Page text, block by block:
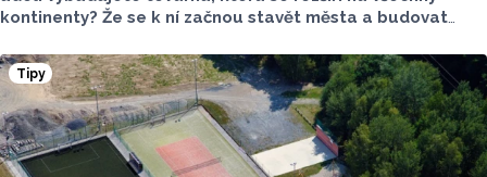
kontinenty? Že se k ní začnou stavět města a budovat
s papírem a tužkou? Tomáš Baťa to se svým obuvnickým
impériem dokázal. Jeho Zlín je proto dodnes ukázkou
toho co znamená, když věříte, že “nejde neexistuje”. Tady
je 5 baťovských míst ve Zlíně, která byste si rozhodně
neměli nechat ujít. A nakonec malý cestovatelský tip.
Tipy